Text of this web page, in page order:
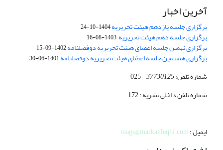
آخرین اخبار
برگزاری جلسه یازدهم هیئت تحریریه1404-10-24
برگزاری جلسه دهم هیئت تحریریه 1403-08-16
برگزاری نهمین جلسه اعضای هیئت تحریریه دوفصلنامه1402-09-15
برگزاری هشتمین جلسه اعضای هیئت تحریریه دوفصلنامه1401-06-30
شماره تلفن:37730125
- 025
شماره تلفن داخلی نشریه : 172
ایمیل :mags@markazfeqhi.com